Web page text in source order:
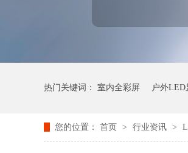
热门关键词： 室内全彩屏 户外LED
您的位置： 首页 > 行业资讯 >